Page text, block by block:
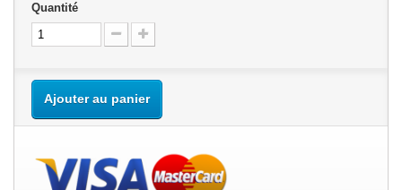
Quantité
Ajouter au panier